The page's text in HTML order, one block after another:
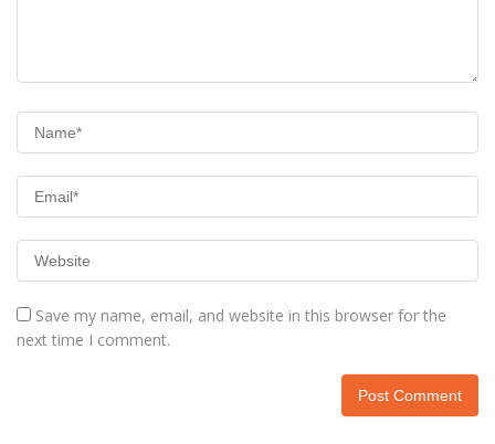
Save my name, email, and website in this browser for the
next time I comment.